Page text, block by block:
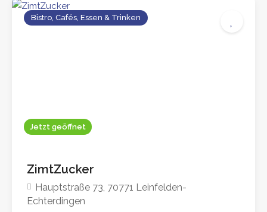
Jetzt geöffnet
Bistro, Cafés, Essen & Trinken
ZimtZucker
Hauptstraße 73, 70771 Leinfelden-
Echterdingen